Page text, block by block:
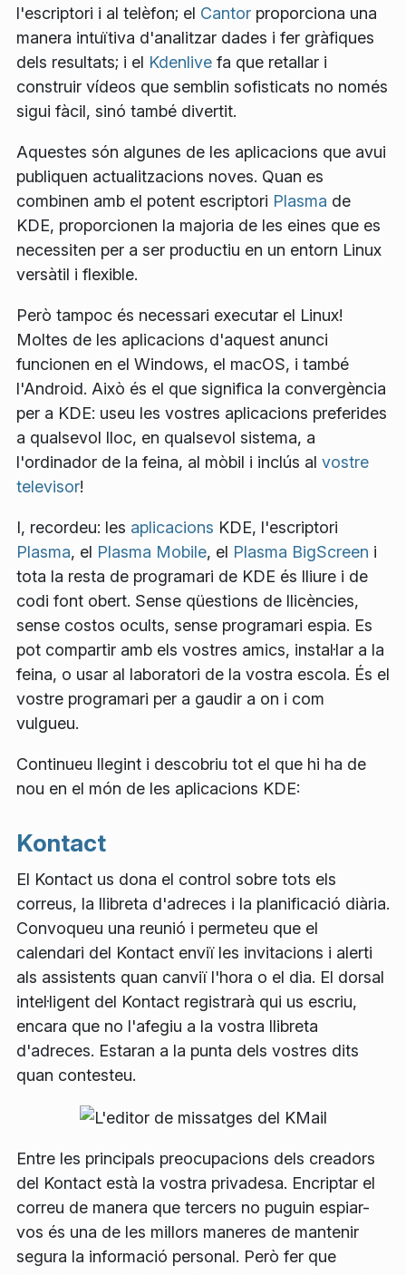
l'escriptori i al telèfon; el Cantor proporciona una
manera intuïtiva d'analitzar dades i fer gràfiques
dels resultats; i el Kdenlive fa que retallar i
construir vídeos que semblin sofisticats no només
sigui fàcil, sinó també divertit.
Aquestes són algunes de les aplicacions que avui
publiquen actualitzacions noves. Quan es
combinen amb el potent escriptori Plasma de
KDE, proporcionen la majoria de les eines que es
necessiten per a ser productiu en un entorn Linux
versàtil i flexible.
Però tampoc és necessari executar el Linux!
Moltes de les aplicacions d'aquest anunci
funcionen en el Windows, el macOS, i també
l'Android. Això és el que significa la convergència
per a KDE: useu les vostres aplicacions preferides
a qualsevol lloc, en qualsevol sistema, a
l'ordinador de la feina, al mòbil i inclús al vostre
televisor!
I, recordeu: les aplicacions KDE, l'escriptori
Plasma, el Plasma Mobile, el Plasma BigScreen i
tota la resta de programari de KDE és lliure i de
codi font obert. Sense qüestions de llicències,
sense costos ocults, sense programari espia. Es
pot compartir amb els vostres amics, instal·lar a la
feina, o usar al laboratori de la vostra escola. És el
vostre programari per a gaudir a on i com
vulgueu.
Continueu llegint i descobriu tot el que hi ha de
nou en el món de les aplicacions KDE:
Kontact
El Kontact us dona el control sobre tots els
correus, la llibreta d'adreces i la planificació diària.
Convoqueu una reunió i permeteu que el
calendari del Kontact enviï les invitacions i alerti
als assistents quan canviï l'hora o el dia. El dorsal
intel·ligent del Kontact registrarà qui us escriu,
encara que no l'afegiu a la vostra llibreta
d'adreces. Estaran a la punta dels vostres dits
quan contesteu.
Entre les principals preocupacions dels creadors
del Kontact està la vostra privadesa. Encriptar el
correu de manera que tercers no puguin espiar-
vos és una de les millors maneres de mantenir
segura la informació personal. Però fer que